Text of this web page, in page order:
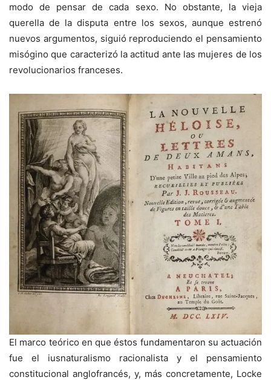
modo de pensar de cada sexo. No obstante, la vieja
querella de la disputa entre los sexos, aunque estrenó
nuevos argumentos, siguió reproduciendo el pensamiento
misógino que caracterizó la actitud ante las mujeres de los
revolucionarios franceses.
El marco teórico en que éstos fundamentaron su actuación
fue el iusnaturalismo racionalista y el pensamiento
constitucional anglofrancés, y, más concretamente, Locke